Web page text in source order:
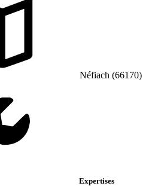
Néfiach (66170)
Expertises